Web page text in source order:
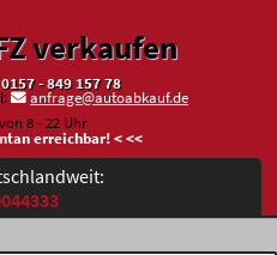
verkaufen
0157 - 849 157 78
anfrage@autoabkauf.de
8 - 22 Uhr
erreichbar! < <<